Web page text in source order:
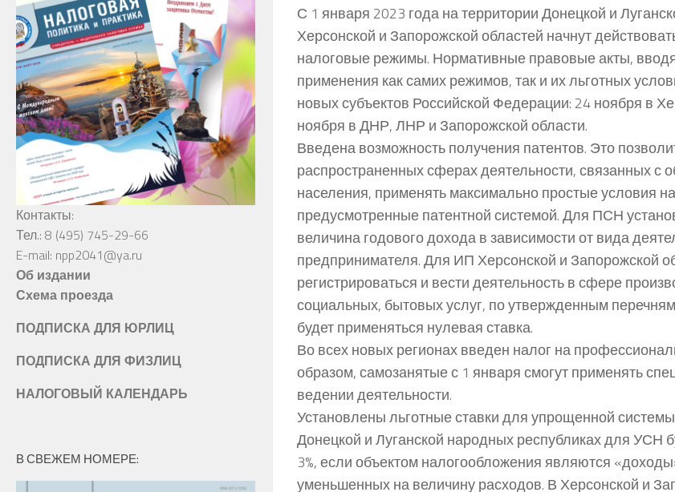
С 1 января 2023 года на территории Донецкой и
Херсонской и Запорожской областей начнут
налоговые режимы. Нормативные правовые акты,
применения как самих режимов, так и их льготных
новых субъектов Российской Федерации: 24 ноября в
ноября в ДНР, ЛНР и Запорожской области.
Введена возможность получения патентов. Это
распространенных сферах деятельности, связанных с
населения, применять максимально простые условия
предусмотренные патентной системой. Для ПСН
величина годового дохода в зависимости от вида
предпринимателя. Для ИП Херсонской и Запорожской
регистрироваться и вести деятельность в сфере
социальных, бытовых услуг, по утвержденным
будет применяться нулевая ставка.
Во всех новых регионах введен налог на
образом, самозанятые с 1 января смогут применять
ведении деятельности.
Установлены льготные ставки для упрощенной
Донецкой и Луганской народных республиках для УСН
3%, если объектом налогообложения являются
уменьшенных на величину расходов. В Херсонской и
Контакты:
Тел.: 8 (495) 745-29-66
E-mail: npp2041@ya.ru
Об издании
Схема проезда
ПОДПИСКА ДЛЯ ЮРЛИЦ
ПОДПИСКА ДЛЯ ФИЗЛИЦ
НАЛОГОВЫЙ КАЛЕНДАРЬ
В СВЕЖЕМ НОМЕРЕ: